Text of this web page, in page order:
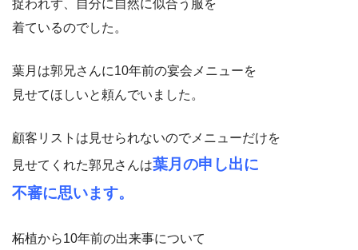
捉われず、自分に自然に似合う服を
着ているのでした。
葉月は郭兄さんに10年前の宴会メニューを
見せてほしいと頼んでいました。
顧客リストは見せられないのでメニューだけを
見せてくれた郭兄さんは葉月の申し出に
不審に思います。
柘植から10年前の出来事について